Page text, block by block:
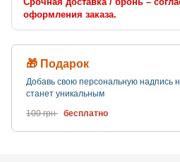
оформления заказа.
🎁 Подарок
Добавь свою персональную надпись
станет уникальным
100 грн бесплатно